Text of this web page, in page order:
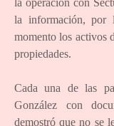
la información, por
momento los activos
propiedades.
Cada una de las
González con
demostró que no se